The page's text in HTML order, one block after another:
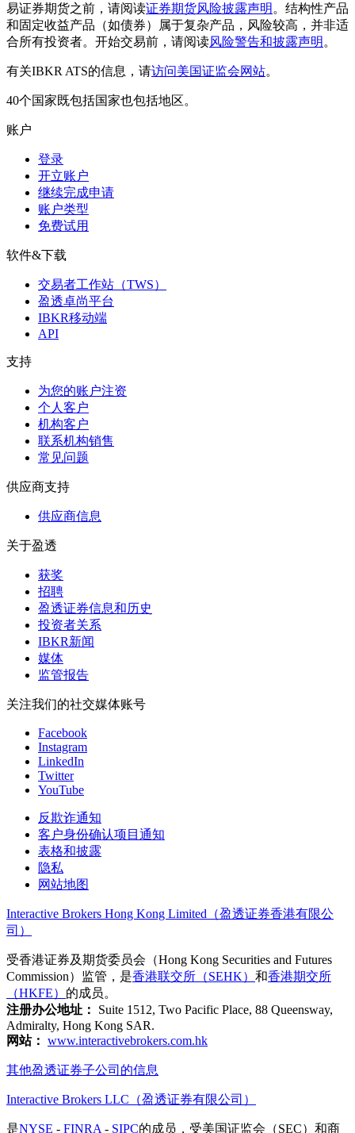
易证券期货之前，请阅读证券期货风险披露声明 。结构性产品
和固定收益产品（如债券）属于复杂产品，风险较高，并非适
合所有投资者。开始交易前，请阅读风险警告和披露声明 。
有关IBKR ATS的信息，请访问美国证监会网站。
40个国家既包括国家也包括地区。
账户
登录
开立账户
继续完成申请
账户类型
免费试用
软件&下载
交易者工作站（TWS）
盈透卓尚平台
IBKR移动端
API
支持
为您的账户注资
个人客户
机构客户
联系机构销售
常见问题
供应商支持
供应商信息
关于盈透
获奖
招聘
盈透证券信息和历史
投资者关系
IBKR新闻
媒体
监管报告
关注我们的社交媒体账号
Facebook
Instagram
LinkedIn
Twitter
YouTube
反欺诈通知
客户身份确认项目通知
表格和披露
隐私
网站地图
Interactive Brokers Hong Kong Limited（盈透证券香港有限公
司）
受香港证券及期货委员会（Hong Kong Securities and Futures
Commission）监管，是香港联交所（SEHK） 和香港期交所
（HKFE） 的成员。
注册办公地址：
Suite 1512, Two Pacific Place, 88 Queensway,
Admiralty, Hong Kong SAR.
网站： www.interactivebrokers.com.hk
其他盈透证券子公司的信息
Interactive Brokers LLC（盈透证券有限公司）
是NYSE - FINRA - SIPC的成员，受美国证监会（SEC）和商